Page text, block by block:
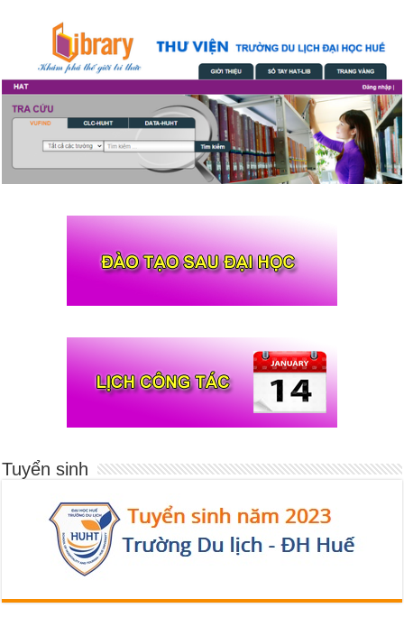
Tuyển sinh